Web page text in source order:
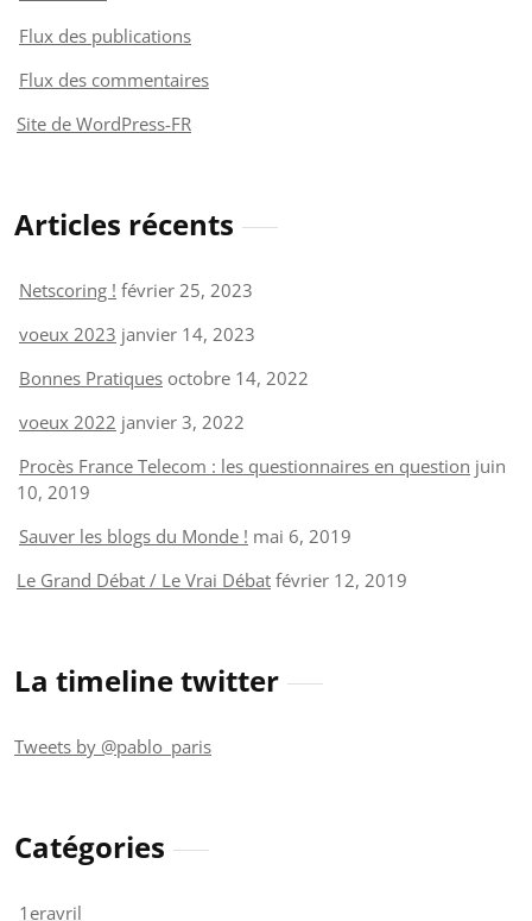
Flux des publications
Flux des commentaires
Site de WordPress-FR
Articles récents
Netscoring ! février 25, 2023
voeux 2023 janvier 14, 2023
Bonnes Pratiques octobre 14, 2022
voeux 2022 janvier 3, 2022
Procès France Telecom : les questionnaires en question juin
10, 2019
Sauver les blogs du Monde ! mai 6, 2019
Le Grand Débat / Le Vrai Débat février 12, 2019
La timeline twitter
Tweets by @pablo_paris
Catégories
1eravril